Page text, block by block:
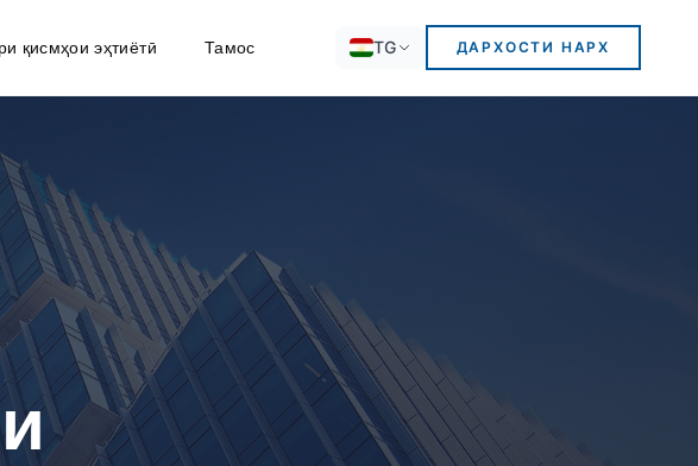
қисмҳои эҳтиётӣ Тамос TG ДАРХОСТИ НАРХ